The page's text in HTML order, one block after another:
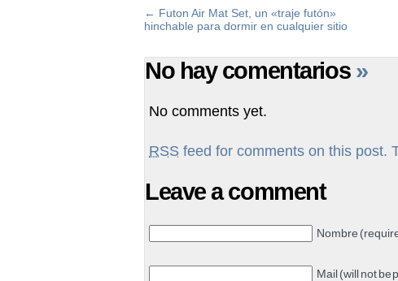
← Futon Air Mat Set, un «traje futón»
hinchable para dormir en cualquier sitio
No hay comentarios »
No comments yet.
RSS feed for comments on this post.
Leave a comment
Nombre
Mail (will not be